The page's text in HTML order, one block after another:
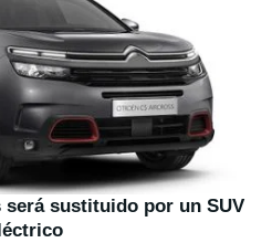
sustituido por un SUV